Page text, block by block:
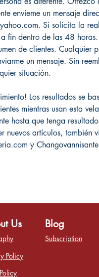
envíeme un mensaje
Si solicita la
fin dentro de las 48
de clientes. Cualquier
un mensaje. Sin
situación.
Los resultados se
mientras usan esta
hasta que tenga
nuevos artículos, también
y
Us
Policy
Blog
Subscription